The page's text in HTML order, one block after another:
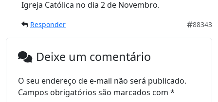
Igreja Católica no dia 2 de Novembro.
Responder 88343
Deixe um comentário
O seu endereço de e-mail não será publicado.
Campos obrigatórios são marcados com *